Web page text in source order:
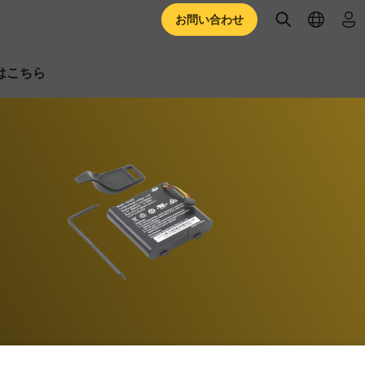
こちら
お問い合わせ openopen